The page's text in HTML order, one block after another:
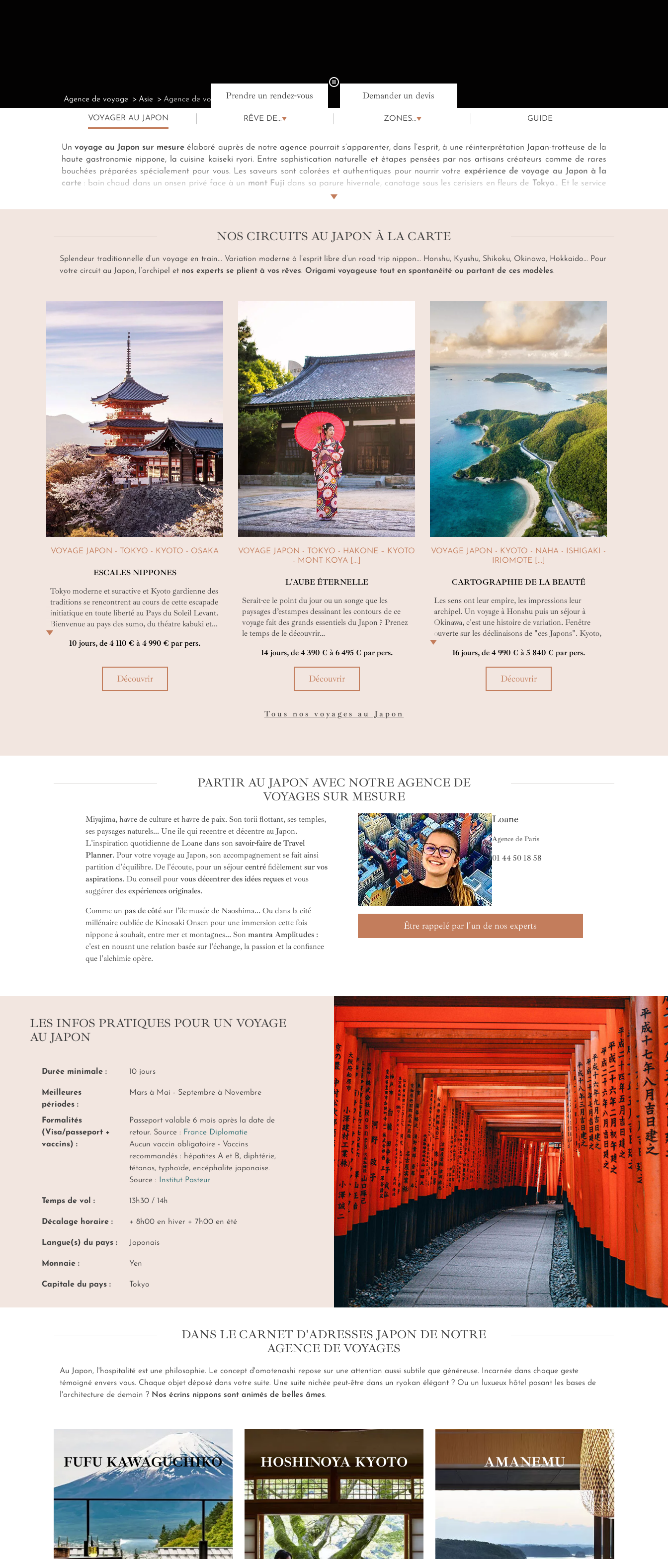
Prendre un rendez-vous Demander un devis
Agence de voyage Asie Agence de voyage Japon
VOYAGER AU JAPON RÊVE DE... ZONES... GUIDE
Un voyage au Japon sur mesure élaboré auprès de notre agence pourrait s’apparenter, dans l’esprit, à une réinterprétation Japan-trotteuse de la
haute gastronomie nippone, la cuisine kaiseki ryori. Entre sophistication naturelle et étapes pensées par nos artisans créateurs comme de rares
bouchées préparées spécialement pour vous. Les saveurs sont colorées et authentiques pour nourrir votre expérience de voyage au Japon à la
carte : bain chaud dans un onsen privé face à un mont Fuji dans sa parure hivernale, canotage sous les cerisiers en fleurs de Tokyo… Et le service
méticuleux et personnalisé. Concierge à l’écoute de vos aspirations, guides francophones certifiés, gestion de toutes vos réservations - d’un train
NOS CIRCUITS AU JAPON À LA CARTE
Splendeur traditionnelle d’un voyage en train... Variation moderne à l’esprit libre d’un road trip nippon... Honshu, Kyushu, Shikoku, Okinawa, Hokkaido... Pour
votre circuit au Japon, l’archipel et nos experts se plient à vos rêves. Origami voyageuse tout en spontanéité ou partant de ces modèles.
VOYAGE JAPON - TOKYO - KYOTO - OSAKA
ESCALES NIPPONES
Tokyo moderne et suractive et Kyoto gardienne des
traditions se rencontrent au cours de cette escapade
initiatique en toute liberté au Pays du Soleil Levant.
Bienvenue au pays des sumo, du théatre kabuki et...
des robots !
10 jours, de 4 110 € à 4 990 € par pers.
Découvrir
VOYAGE JAPON - TOKYO - HAKONE – KYOTO
- MONT KOYA [...]
L'AUBE ÉTERNELLE
Serait-ce le point du jour ou un songe que les
paysages d’estampes dessinant les contours de ce
voyage fait des grands essentiels du Japon ? Prenez
le temps de le découvrir…
14 jours, de 4 390 € à 6 495 € par pers.
Découvrir
VOYAGE JAPON - KYOTO - NAHA - ISHIGAKI -
IRIOMOTE [...]
CARTOGRAPHIE DE LA BEAUTÉ
Les sens ont leur empire, les impressions leur
archipel. Un voyage à Honshu puis un séjour à
Okinawa, c'est une histoire de variation. Fenêtre
ouverte sur les déclinaisons de "ces Japons". Kyoto,
Okinawa, Tokyo. Beauté plurielle en toile de fond.
Face aux businessmen pressés, les geishas alanguies.
Derrière les buildings élancés, les temples et leurs
esprits. Et sous les pavés des villes, la plage. Un
circuit au Japon de 15 jours comme remède à la
16 jours, de 4 990 € à 5 840 € par pers.
Découvrir
Tous nos voyages au Japon
PARTIR AU JAPON AVEC NOTRE AGENCE DE
VOYAGES SUR MESURE
Miyajima, havre de culture et havre de paix. Son torii flottant, ses temples,
ses paysages naturels... Une île qui recentre et décentre au Japon.
L'inspiration quotidienne de Loane dans son savoir-faire de Travel
Planner. Pour votre voyage au Japon, son accompagnement se fait ainsi
partition d'équilibre. De l'écoute, pour un séjour centréfidèlement sur vos
aspirations. Du conseil pour vous décentrer des idées reçueset vous
suggérer des expériences originales.
Comme un pas de côtésur l'île-musée de Naoshima... Ou dans la cité
millénaire oubliée de Kinosaki Onsen pour une immersion cette fois
nippone à souhait, entre mer et montagnes... Son mantra Amplitudes:
c'est en nouant une relation basée sur l'échange, la passion et la confiance
que l'alchimie opère.
Loane
Agence de Paris
01 44 50 18 58
Être rappelé par l'un de nos experts
LES INFOS PRATIQUES POUR UN VOYAGE
AU JAPON
Durée minimale : 10 jours
Meilleures
périodes :
Mars à Mai - Septembre à Novembre
Formalités
(Visa/passeport +
vaccins) :
Passeport valable 6 mois après la date de
retour. Source : France Diplomatie
Aucun vaccin obligatoire - Vaccins
recommandés : hépatites A et B, diphtérie,
tétanos, typhoïde, encéphalite japonaise.
Source :
Institut Pasteur
Temps de vol : 13h30 / 14h
Décalage horaire : + 8h00 en hiver + 7h00 en été
Langue(s) du pays : Japonais
Monnaie : Yen
Capitale du pays : Tokyo
DANS LE CARNET D'ADRESSES JAPON DE NOTRE
AGENCE DE VOYAGES
Au Japon, l'hospitalité est une philosophie. Le concept d'omotenashi repose sur une attention aussi subtile que généreuse. Incarnée dans chaque geste
témoigné envers vous. Chaque objet déposé dans votre suite. Une suite nichée peut-être dans un ryokan élégant ? Ou un luxueux hôtel posant les bases de
l'architecture de demain ? Nos écrins nippons sont animés de belles âmes.
FUFU KAWAGUCHIKO HOSHINOYA KYOTO AMANEMU